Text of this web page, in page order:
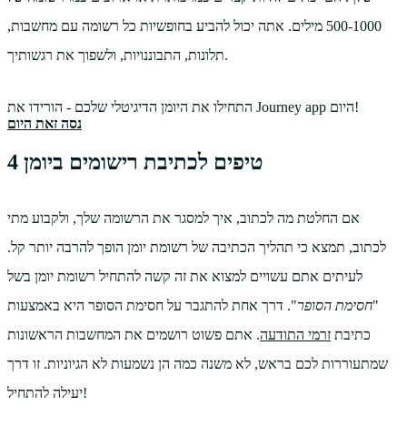
500-1000 מילים. אתה יכול להביע בחופשיות כל רשומה עם מחשבות,
תלונות, התבוננויות, ולשפוך את רגשותיך.
התחילו את היומן הדיגיטלי שלכם - הורידו את Journey app היום!
נסה זאת היום
4 טיפים לכתיבת רישומים ביומן
אם החלטת מה לכתוב, איך למסגר את הרשומה שלך, ולקבוע מתי
לכתוב, תמצא כי תהליך הכתיבה של רשומת יומן הופך להרבה יותר קל.
לעיתים אתם עשויים למצוא את זה קשה להתחיל רשומת יומן בשל
"חסימת הסופר". דרך אחת להתגבר על חסימת הסופר היא באמצעות
כתיבת זרמי התודעה. אתם פשוט רושמים את המחשבות הראשונות
שמתעוררות לכם בראש, לא משנה כמה הן נשמעות לא הגיוניות. זו דרך
יעילה להתחיל!